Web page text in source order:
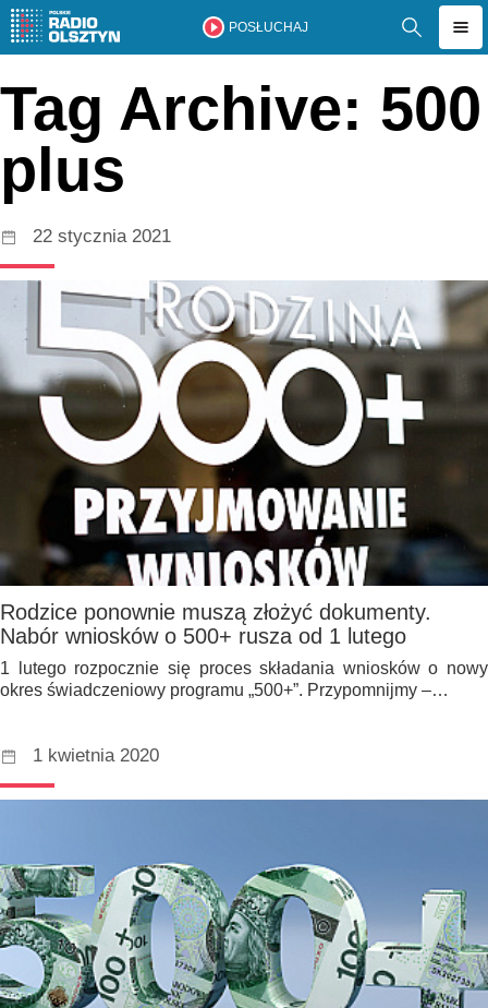
POSŁUCHAJ
Tag Archive: 500
plus
22 stycznia 2021
Rodzice ponownie muszą złożyć dokumenty.
Nabór wniosków o 500+ rusza od 1 lutego
1 lutego rozpocznie się proces składania wniosków o nowy
okres świadczeniowy programu „500+”. Przypomnijmy –…
1 kwietnia 2020